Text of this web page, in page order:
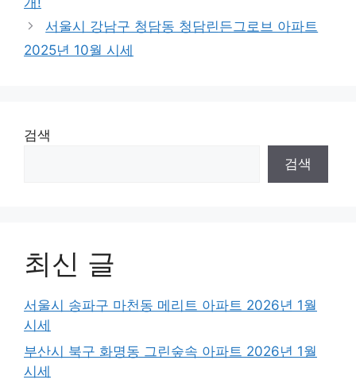
서울시 강남구 청담동 청담린든그로브 아파트
2025년 10월 시세
검색
검색
최신 글
서울시 송파구 마천동 메리트 아파트 2026년 1월
시세
부산시 북구 화명동 그린숲속 아파트 2026년 1월
시세